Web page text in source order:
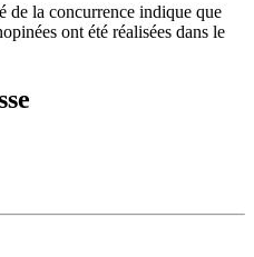
de la concurrence indique que
ont été réalisées dans le